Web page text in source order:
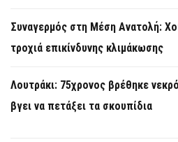
Συναγερμός στη Μέση Ανατολή:
τροχιά επικίνδυνης κλιμάκωσης
Λουτράκι: 75χρονος βρέθηκε
βγει να πετάξει τα σκουπίδια